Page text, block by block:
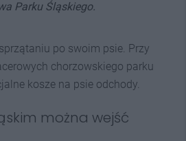
Parku Śląskiego.
po swoim psie. Przy
chorzowskiego parku
kosze na psie odchody.
można wejść